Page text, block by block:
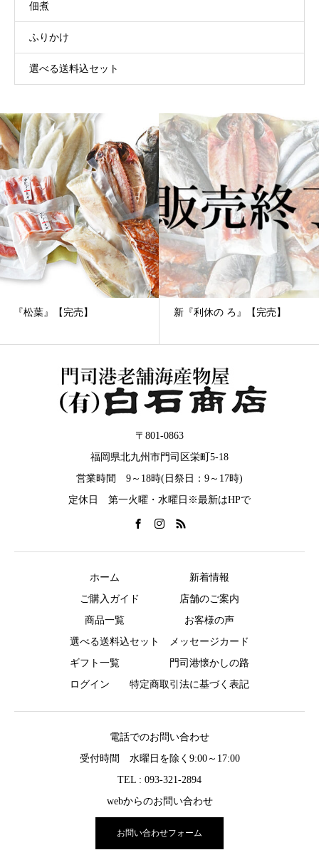
佃煮
ふりかけ
選べる送料込セット
新『利休の ろ』【完売】
『千草』の”は”6000円・6540
〒801-0863
福岡県北九州市門司区栄町5-18
営業時間 9～18時(日祭日：9～17時)
定休日 第一火曜・水曜日※最新はHPで
ホーム
新着情報
ご購入ガイド
店舗のご案内
商品一覧
お客様の声
選べる送料込セット
メッセージカード
ギフト一覧
門司港懐かしの路
ログイン
特定商取引法に基づく表記
電話でのお問い合わせ
受付時間 水曜日を除く9:00～17:00
TEL : 093-321-2894
webからのお問い合わせ
お問い合わせフォーム